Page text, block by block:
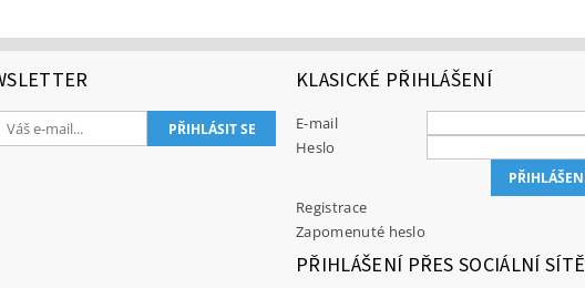
KLASICKÉ PŘIHLÁŠENÍ
E-mail
Heslo
Registrace
Zapomenuté heslo
PŘIHLÁŠENÍ PŘES SOCIÁLNÍ SÍTĚ